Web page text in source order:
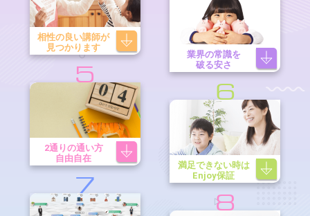
相性の良い講師が
見つかります
業界の常識を
破る安さ
5
2通りの通い方
自由自在
6
満足できない時は
Enjoy保証
7
8